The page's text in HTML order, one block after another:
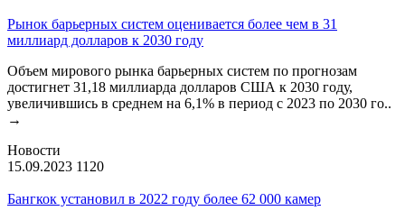
Рынок барьерных систем оценивается более чем в 31
миллиард долларов к 2030 году
Объем мирового рынка барьерных систем по прогнозам
достигнет 31,18 миллиарда долларов США к 2030 году,
увеличившись в среднем на 6,1% в период с 2023 по 2030 го..
→
Новости
15.09.2023 1120
Бангкок установил в 2022 году более 62 000 камер